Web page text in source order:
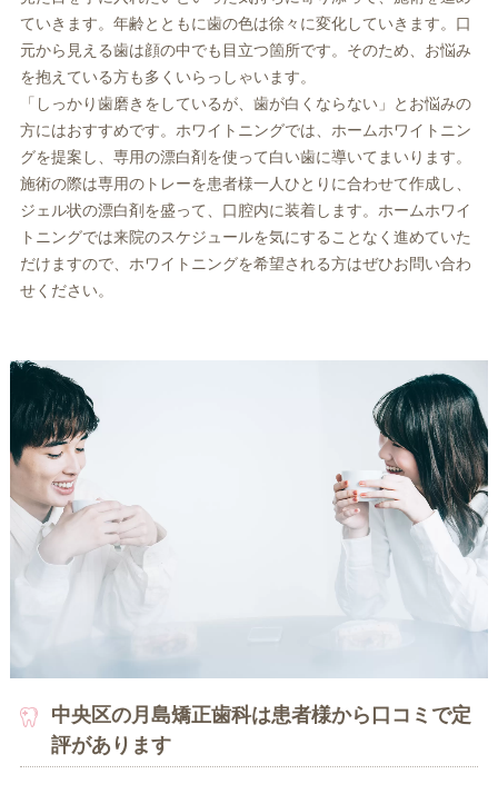
ていきます。年齢とともに歯の色は徐々に変化していきます。口
元から見える歯は顔の中でも目立つ箇所です。そのため、お悩み
を抱えている方も多くいらっしゃいます。
「しっかり歯磨きをしているが、歯が白くならない」とお悩みの
方にはおすすめです。ホワイトニングでは、ホームホワイトニン
グを提案し、専用の漂白剤を使って白い歯に導いてまいります。
施術の際は専用のトレーを患者様一人ひとりに合わせて作成し、
ジェル状の漂白剤を盛って、口腔内に装着します。ホームホワイ
トニングでは来院のスケジュールを気にすることなく進めていた
だけますので、ホワイトニングを希望される方はぜひお問い合わ
せください。
中央区の月島矯正歯科は患者様から口コミで定
評があります